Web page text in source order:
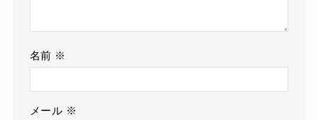
名前 ※
メール ※